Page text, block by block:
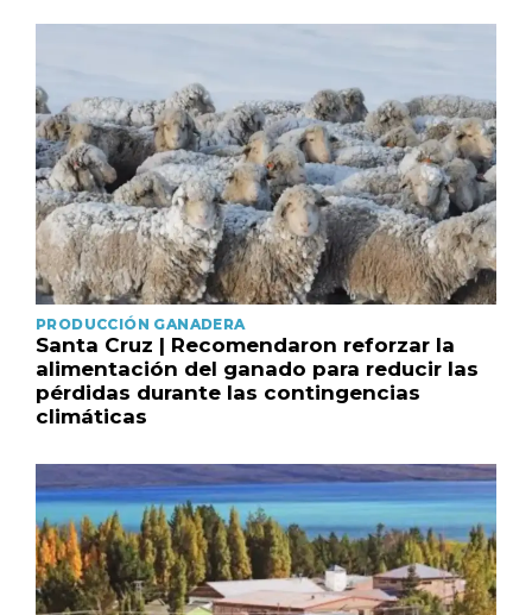
PRODUCCIÓN GANADERA
Santa Cruz | Recomendaron reforzar la
alimentación del ganado para reducir las
pérdidas durante las contingencias
climáticas